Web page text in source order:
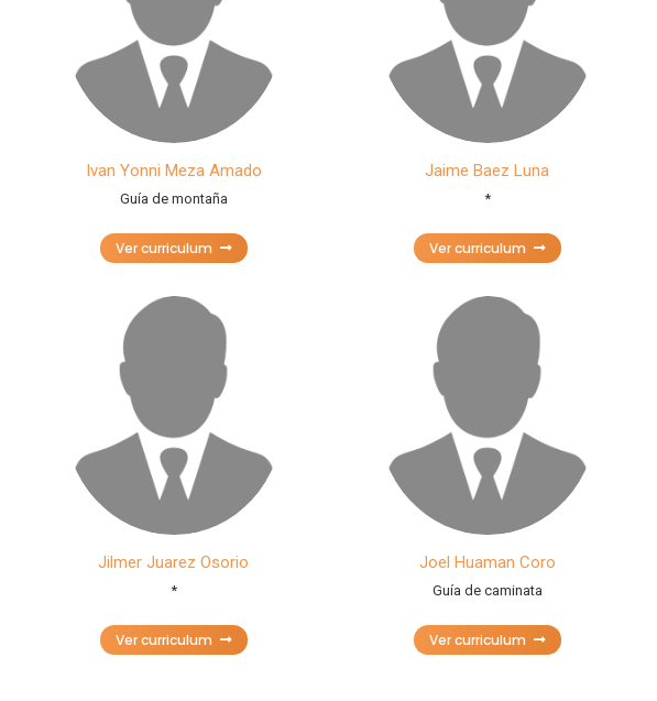
Ivan Yonni Meza Amado
Guía de montaña
Ver curriculum
Jaime Baez Luna
*
Ver curriculum
Jilmer Juarez Osorio
*
Ver curriculum
Joel Huaman Coro
Guía de caminata
Ver curriculum